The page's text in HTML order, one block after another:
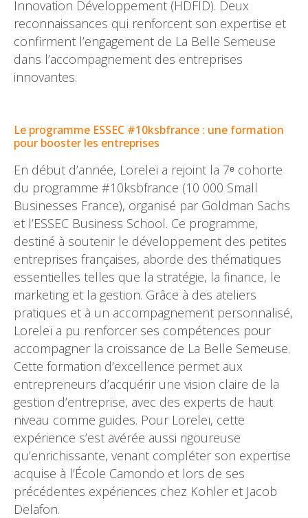
Innovation Développement (HDFID). Deux
reconnaissances qui renforcent son expertise et
confirment l’engagement de La Belle Semeuse
dans l’accompagnement des entreprises
innovantes.
Le programme ESSEC #10ksbfrance : une formation
pour booster les entreprises
En début d’année, Loreleï a rejoint la 7ᵉ cohorte
du programme #10ksbfrance (10 000 Small
Businesses France), organisé par Goldman Sachs
et l’ESSEC Business School. Ce programme,
destiné à soutenir le développement des petites
entreprises françaises, aborde des thématiques
essentielles telles que la stratégie, la finance, le
marketing et la gestion. Grâce à des ateliers
pratiques et à un accompagnement personnalisé,
Loreleï a pu renforcer ses compétences pour
accompagner la croissance de La Belle Semeuse.
Cette formation d’excellence permet aux
entrepreneurs d’acquérir une vision claire de la
gestion d’entreprise, avec des experts de haut
niveau comme guides. Pour Loreleï, cette
expérience s’est avérée aussi rigoureuse
qu’enrichissante, venant compléter son expertise
acquise à l’École Camondo et lors de ses
précédentes expériences chez Kohler et Jacob
Delafon.